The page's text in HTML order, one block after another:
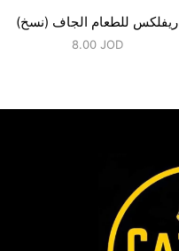
ريفلكس للطعام الجاف (نسخ)
8.00 JOD